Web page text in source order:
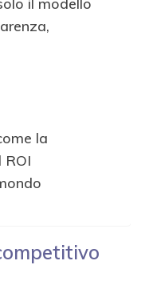
il modello
la
ROI